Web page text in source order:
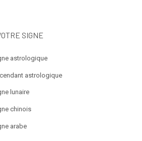
SIGNE
astrologique
astrologique
lunaire
chinois
arabe